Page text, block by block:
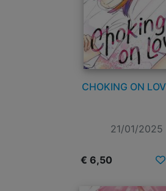
CHOKING ON
21/01/2025
€ 6,50